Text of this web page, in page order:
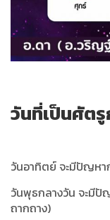
วันที่เป็นศัต
วันอาทิตย์ จะมีปัญหา
วันพุธกลางวัน จะมีปั
ถากถาง)